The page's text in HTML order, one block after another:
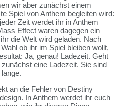
wir aber zunächst einem
Spiel von Anthem begleiten wird:
Zeit werdet ihr in Anthem
Effect waren dagegen ein
die Welt wird geladen. Nach
ob ihr im Spiel bleiben wollt,
Ja, genau! Ladezeit. Geht
eine Ladezeit. Sie sind
an die Fehler von Destiny
In Anthem werdet ihr euch